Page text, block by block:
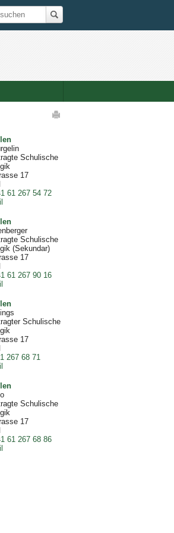
Schulische
17
61 267 54 72
Schulische
(Sekundar)
17
61 267 90 16
Schulische
17
267 68 71
Schulische
17
61 267 68 86